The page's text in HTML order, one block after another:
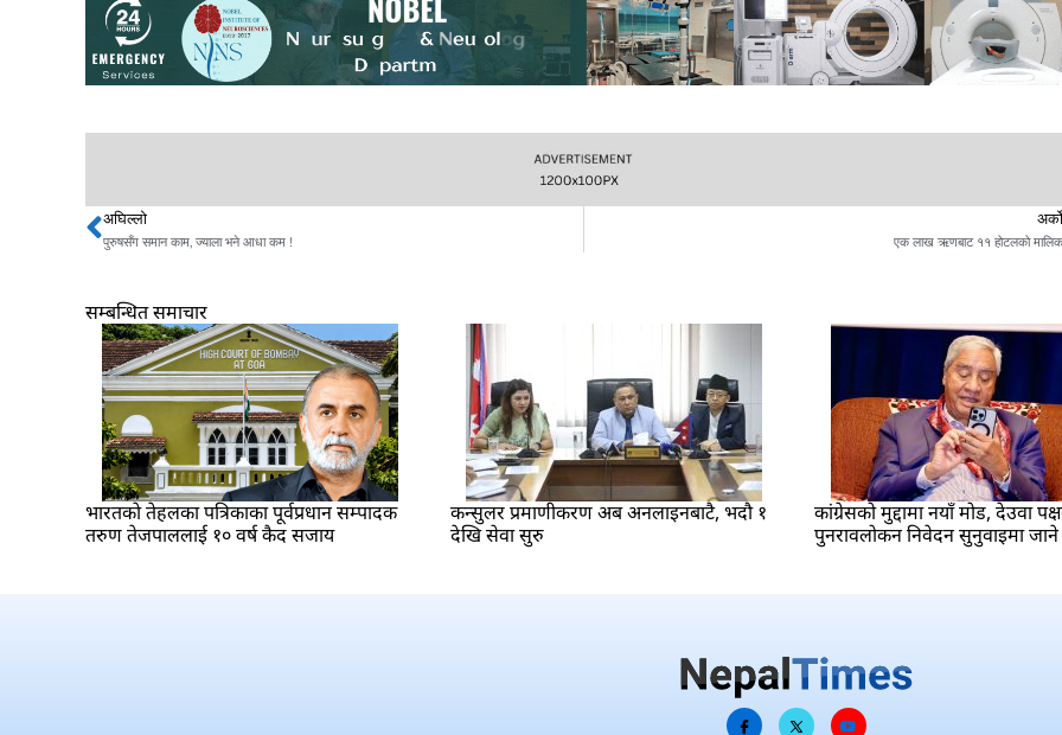
Prev
अघिल्लो
पुरुषसँग समान काम, ज्याला भने आधा कम !
अर्को
एक लाख ऋणबाट ११ होटलको मालिक
सम्बन्धित समाचार
भारतकाे तेहलका पत्रिकाका पूर्वप्रधान सम्पादक
तरुण तेजपाललाई १० वर्ष कैद सजाय
कन्सुलर प्रमाणीकरण अब अनलाइनबाटै, भदौ १
देखि सेवा सुरु
कांग्रेसको मुद्दामा नयाँ मोड, देउवा
पुनरावलोकन निवेदन सुनुवाइमा जाने